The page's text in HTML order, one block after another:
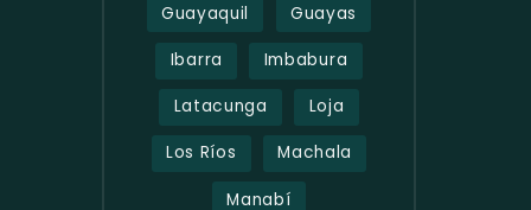
Guayaquil Guayas
Ibarra Imbabura
Latacunga Loja
Los Ríos Machala
Manabí